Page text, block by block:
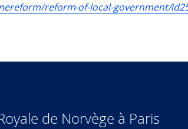
reform-of-local-government/
de Norvège à Paris